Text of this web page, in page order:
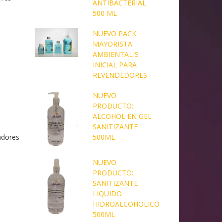
ANTIBACTERIAL
500 ML
NUEVO PACK
MAYORISTA
AMBIENTALIS
INICIAL PARA
REVENDEDORES
NUEVO
PRODUCTO:
ALCOHOL EN GEL
SANITIZANTE
500ML
NUEVO
PRODUCTO:
SANITIZANTE
LIQUIDO
HIDROALCOHOLICO
500ML